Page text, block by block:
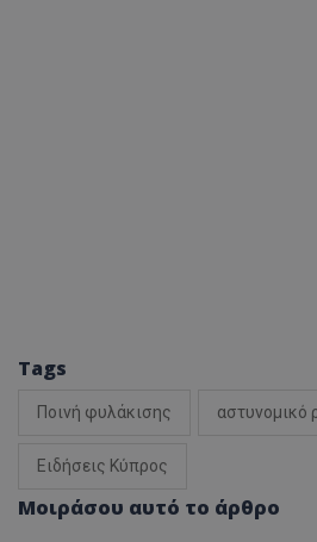
Tags
Ποινή φυλάκισης αστυνομικό
Ειδήσεις Κύπρος
Μοιράσου αυτό το άρθρο